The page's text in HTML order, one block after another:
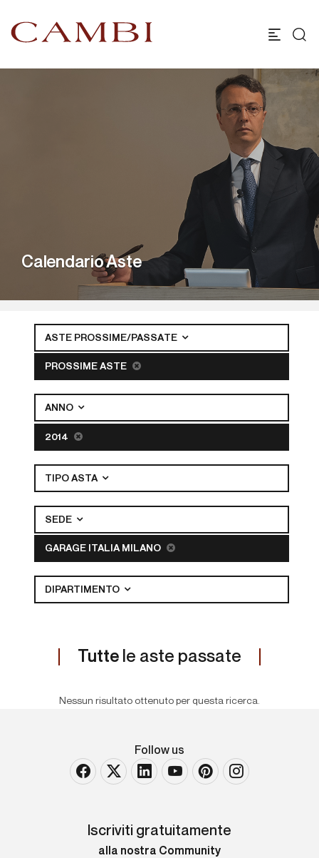
Calendario Aste
ASTE PROSSIME/PASSATE
PROSSIME ASTE
ANNO
2014
TIPO ASTA
SEDE
GARAGE ITALIA MILANO
DIPARTIMENTO
Tutte le aste passate
Nessun risultato ottenuto per questa ricerca.
Follow us
Iscriviti gratuitamente
alla nostra Community